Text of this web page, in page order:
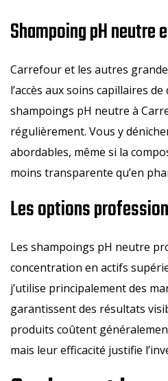
Shampoing pH neutre
Carrefour et les autres
l’accès aux soins capillaires
shampoings pH neutre à
régulièrement. Vous y
abordables, même si la
moins transparente qu’en
Les options
Les shampoings pH neutre
concentration en actifs
j’utilise principalement des
garantissent des résultats
produits coûtent
mais leur efficacité justifie